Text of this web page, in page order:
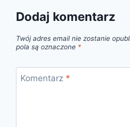
Dodaj komentarz
Twój adres email nie zostanie
pola są oznaczone *
Komentarz *